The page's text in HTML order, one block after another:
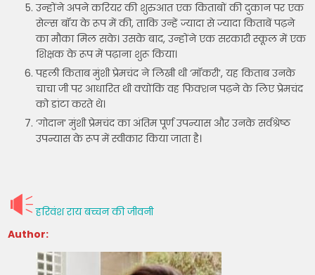
उन्होंने अपने करियर की शुरुआत एक किताबों की दुकान पर एक
सेल्स बॉय के रूप में की, ताकि उन्हें ज्यादा से ज्यादा किताबें पढ़ने
का मौका मिल सके। उसके बाद, उन्होंने एक सरकारी स्कूल में एक
शिक्षक के रूप में पढ़ाना शुरू किया।
पहली किताब मुंशी प्रेमचंद ने लिखी थी ‘मॉकरी’, यह किताब उनके
चाचा जी पर आधारित थी क्योंकि वह फिक्शन पढ़ने के लिए प्रेमचंद
को डांटा करते थे।
‘गोदान’ मुंशी प्रेमचंद का अंतिम पूर्ण उपन्यास और उनके सर्वश्रेष्ठ
उपन्यास के रूप में स्वीकार किया जाता है।
हरिवंश राय बच्चन की जीवनी
Author: